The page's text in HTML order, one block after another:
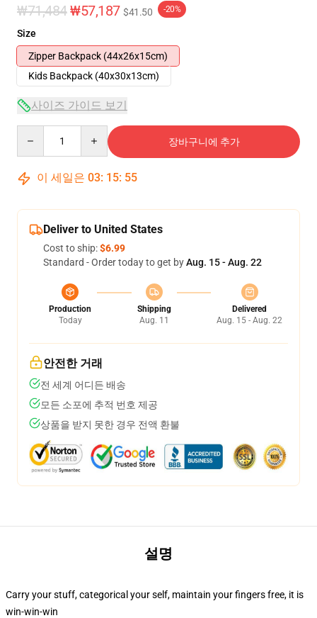
₩71,484₩57,187 $41.50 -20%
Size
Zipper Backpack (44x26x15cm)
Kids Backpack (40x30x13cm)
사이즈 가이드 보기
장바구니에 추가
이 세일은 03: 15: 54
Deliver to United States
Cost to ship:$6.99
Standard - Order today to get byAug. 15 - Aug. 22
Production
Today
Shipping
Aug. 11
Delivered
Aug. 15 - Aug. 22
안전한 거래
전 세계 어디든 배송
모든 소포에 추적 번호 제공
상품을 받지 못한 경우 전액 환불
설명
Carry your stuff, categorical your self, maintain your fingers free, it is
win-win-win